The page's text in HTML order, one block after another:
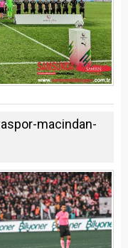
macindan-